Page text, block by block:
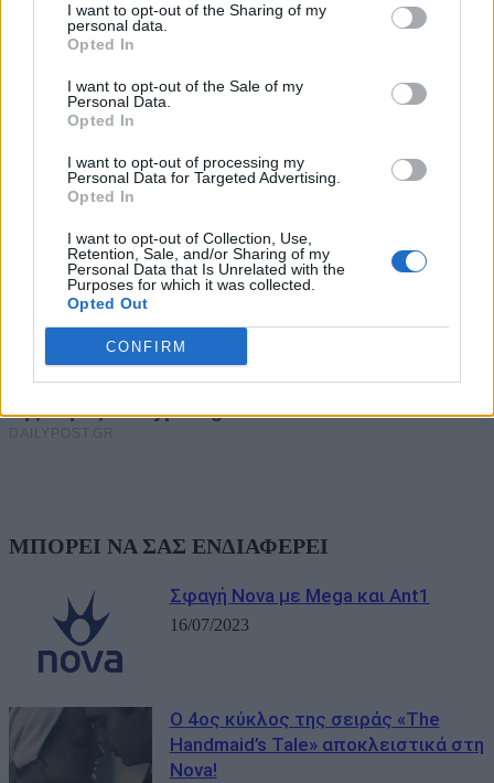
I want to opt-out of the Sharing of my
personal data.
Opted In
I want to opt-out of the Sale of my
Personal Data.
Opted In
I want to opt-out of processing my
Personal Data for Targeted Advertising.
Opted In
I want to opt-out of Collection, Use,
Retention, Sale, and/or Sharing of my
Personal Data that Is Unrelated with the
Purposes for which it was collected.
Opted Out
CONFIRM
ΜΠΟΡΕΙ ΝΑ ΣΑΣ ΕΝΔΙΑΦΕΡΕΙ
Σφαγή Nova με Mega και Ant1
16/07/2023
O 4ος κύκλος της σειράς «The
Handmaid’s Tale» αποκλειστικά στη
Nova!